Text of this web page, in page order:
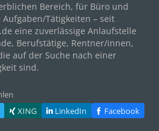
Bereich, für Büro und
Tätigkeiten – seit
eine zuverlässige Anlaufstelle
, Berufstätige, Rentner/innen,
auf der Suche nach einer
sind.
XING LinkedIn
Facebook